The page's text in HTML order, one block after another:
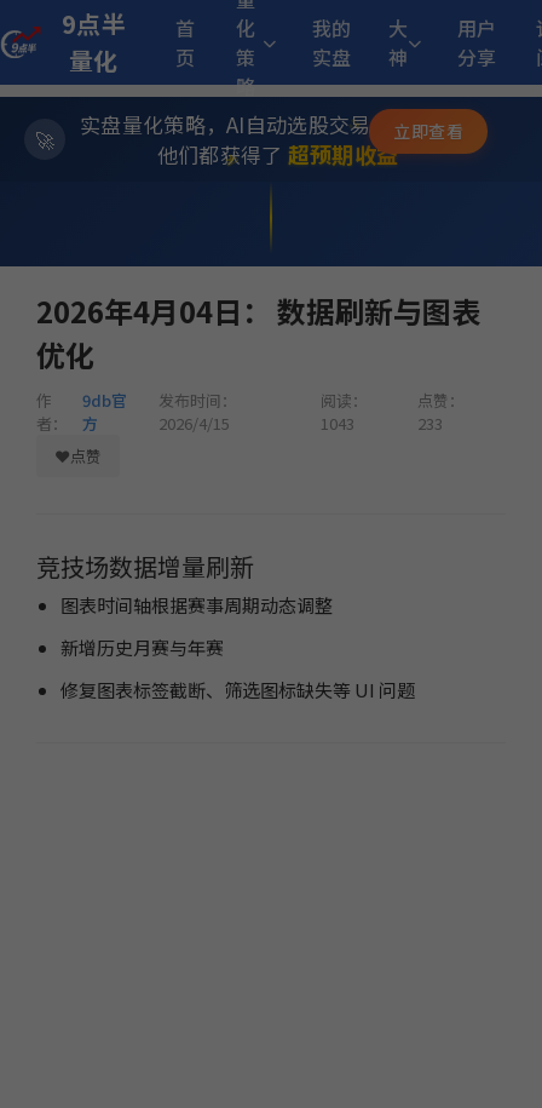
9点半
量化
首
页
化
策
略
我的
实盘
大
神
用户
分享
✨
💫
⭐
实盘量化策略，AI自动选股交易，躺赚模式
他们都获得了 超预期收益
9月23日开始实盘 多重止损优化成长量化策略 收益
8月12日开始实盘 稳健黑马精选量化策略 收益 11.50%
9月17日开始实盘 多重止损优化成长量化策略 收益
9月2日开始实盘 稳健黑马精选量化策略 收益 12.05%
6月15日开始实盘 小市值_ETF轮动_双龙出海
立即查看
2026年4月04日： 数据刷新与图表
优化
作
者：
9db官
方
发布时间：
2026/4/15
阅读：
1043
点赞：
233
❤点赞
竞技场数据增量刷新
图表时间轴根据赛事周期动态调整
新增历史月赛与年赛
修复图表标签截断、筛选图标缺失等 UI 问题